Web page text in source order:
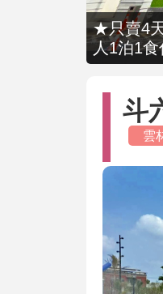
★只賣4
人1泊1食
斗
雲